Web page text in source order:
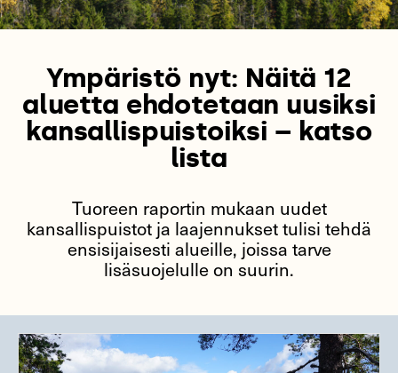
Ympäristö nyt: Näitä 12
aluetta ehdotetaan uusiksi
kansallispuistoiksi – katso
lista
Tuoreen raportin mukaan uudet
kansallispuistot ja laajennukset tulisi tehdä
ensisijaisesti alueille, joissa tarve
lisäsuojelulle on suurin.